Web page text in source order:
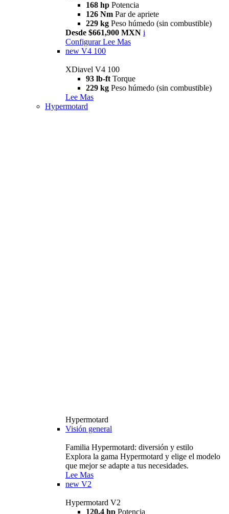
168 hp Potencia
126 Nm Par de apriete
229 kg Peso húmedo (sin combustible)
Desde $661,900 MXN i
Configurar Lee Mas
new V4 100
XDiavel V4 100
93 lb-ft Torque
229 kg Peso húmedo (sin combustible)
Lee Mas
Hypermotard
Hypermotard
Visión general
Familia Hypermotard: diversión y estilo
Explora la gama Hypermotard y elige el modelo
que mejor se adapte a tus necesidades.
Lee Mas
new V2
Hypermotard V2
120,4 hp Potencia